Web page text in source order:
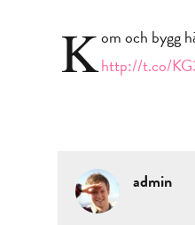
Kom och bygg
http://t.co/
admin